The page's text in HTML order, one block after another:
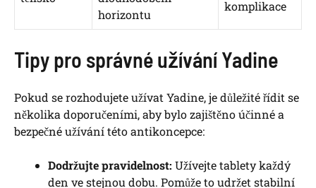
horizontu
komplikace
Tipy pro správné užívání Yadine
Pokud se rozhodujete užívat Yadine, je důležité řídit se
několika doporučeními, aby bylo zajištěno účinné a
bezpečné užívání této antikoncepce:
Dodržujte pravidelnost: Užívejte tablety každý
den ve stejnou dobu. Pomůže to udržet stabilní